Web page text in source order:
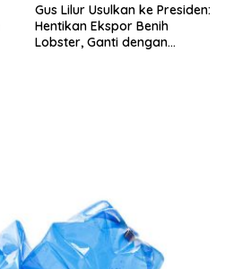
Gus Lilur Usulkan ke Presiden:
Hentikan Ekspor Benih
Lobster, Ganti dengan